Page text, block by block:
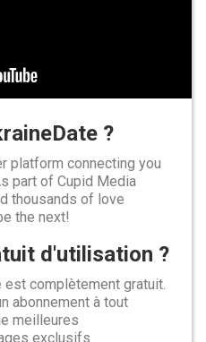
?
platform connecting you
part of Cupid Media
thousands of love
the next!
d'utilisation ?
est complètement gratuit.
abonnement à tout
meilleures
exclusifs.